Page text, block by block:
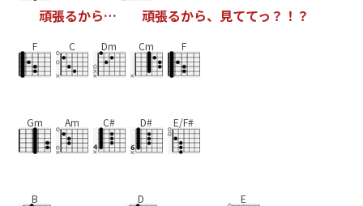
頑張るから… 頑張るから、 見ててっ ？ ！ ？
F C Dm Cm F
Gm Am C# D# E/F#
B D E